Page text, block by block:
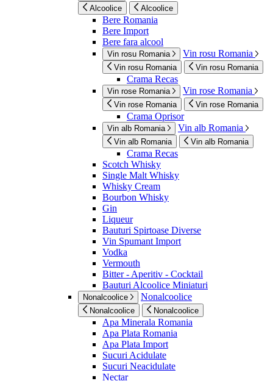
Alcoolice Alcoolice
Bere Romania
Bere Import
Bere fara alcool
Vin rosu Romania Vin rosu Romania
Vin rosu Romania Vin rosu Romania
Crama Recas
Vin rose Romania Vin rose Romania
Vin rose Romania Vin rose Romania
Crama Oprisor
Vin alb Romania Vin alb Romania
Vin alb Romania Vin alb Romania
Crama Recas
Scotch Whisky
Single Malt Whisky
Whisky Cream
Bourbon Whisky
Gin
Liqueur
Bauturi Spirtoase Diverse
Vin Spumant Import
Vodka
Vermouth
Bitter - Aperitiv - Cocktail
Bauturi Alcoolice Miniaturi
Nonalcoolice Nonalcoolice
Nonalcoolice Nonalcoolice
Apa Minerala Romania
Apa Plata Romania
Apa Plata Import
Sucuri Acidulate
Sucuri Neacidulate
Nectar